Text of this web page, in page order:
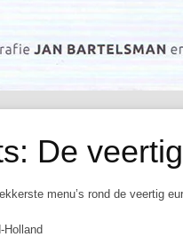
De
menu’s rond de veertig
Holland